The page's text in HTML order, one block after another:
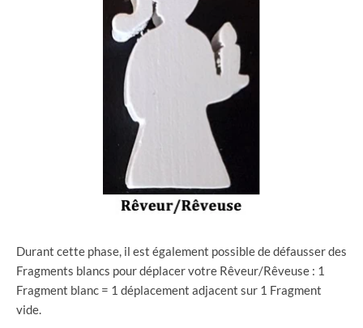
Durant cette phase, il est également possible de défausser des
Fragments blancs pour déplacer votre Rêveur/Rêveuse : 1
Fragment blanc = 1 déplacement adjacent sur 1 Fragment
vide.